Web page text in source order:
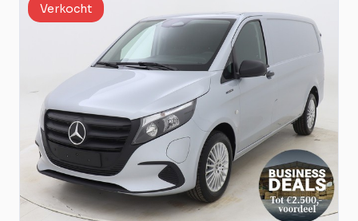
Verkocht